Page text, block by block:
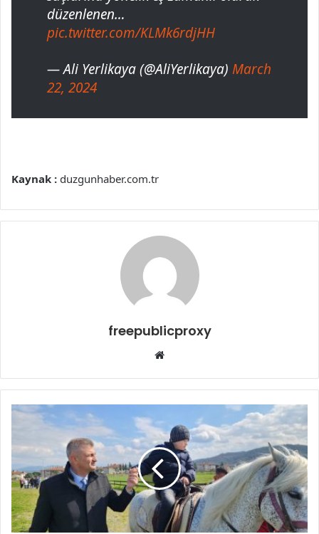
düzenlenen…
pic.twitter.com/KLMk6rdjHH
— Ali Yerlikaya (@AliYerlikaya) March
22, 2024
Kaynak : duzgunhaber.com.tr
freepublicproxy
Web